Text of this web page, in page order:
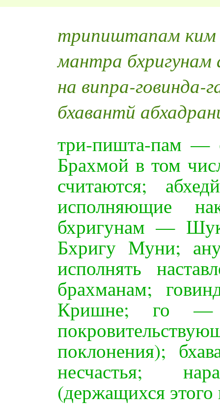
трипиштапам ким
мантра
на випра-говинда-
бхавантй
три-пишта-пам —
Брахмой в том
считаются;
исполняющие
бхригунам —
Бхригу Муни;
исполнять
брахманам;
Кришне; го —
поклонения);
несчастья;
(держащихся этого